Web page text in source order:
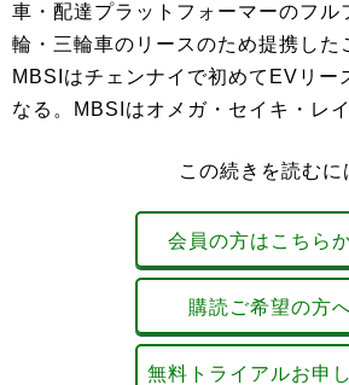
車・配達プラットフォーマーのフル
輪・三輪車のリースのため提携した
MBSIはチェンナイで初めてEVリー
なる。MBSIはオメガ・セイキ・レ
この続きを読むに
会員の方はこちら
購読ご希望の方
無料トライアルお申